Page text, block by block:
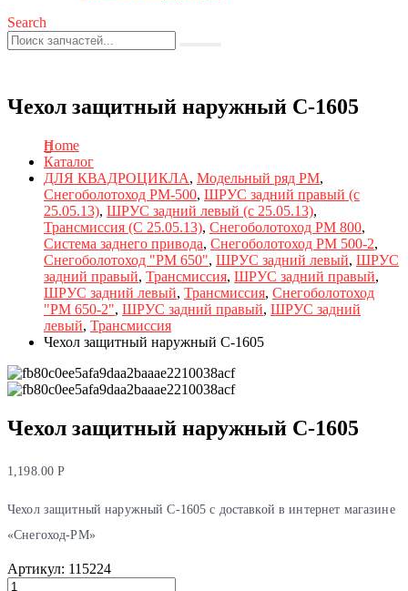
Search
Чехол защитный наружный С-1605
Home
Каталог
ДЛЯ КВАДРОЦИКЛА, Модельный ряд РМ,
Снегоболотоход РМ-500, ШРУС задний правый (с
25.05.13), ШРУС задний левый (с 25.05.13),
Трансмиссия (С 25.05.13), Снегоболотоход РМ 800,
Система заднего привода, Снегоболотоход РМ 500-2,
Снегоболотоход "РМ 650", ШРУС задний левый, ШРУС
задний правый, Трансмиссия, ШРУС задний правый,
ШРУС задний левый, Трансмиссия, Снегоболотоход
"РМ 650-2", ШРУС задний правый, ШРУС задний
левый, Трансмиссия
Чехол защитный наружный С-1605
Чехол защитный наружный С-1605
1,198.00Р
Чехол защитный наружный С-1605 с доставкой в интернет магазине
«Снегоход-РМ»
Артикул: 115224